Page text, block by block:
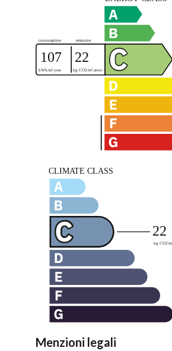
Menzioni legali